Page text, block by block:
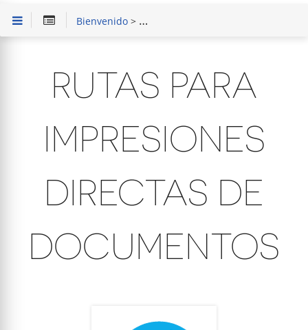
Bienvenido> SAIT Punto de Venta Básico
RUTAS PARA
IMPRESIONES
DIRECTAS DE
DOCUMENTOS